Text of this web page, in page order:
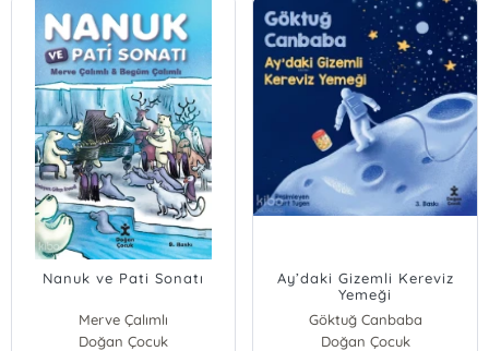
Nanuk ve Pati Sonatı
Merve Çalımlı
Begüm Çalımlı
Doğan Çocuk
Ay’daki Gizemli Kereviz
Yemeği
Göktuğ Canbaba
Doğan Çocuk